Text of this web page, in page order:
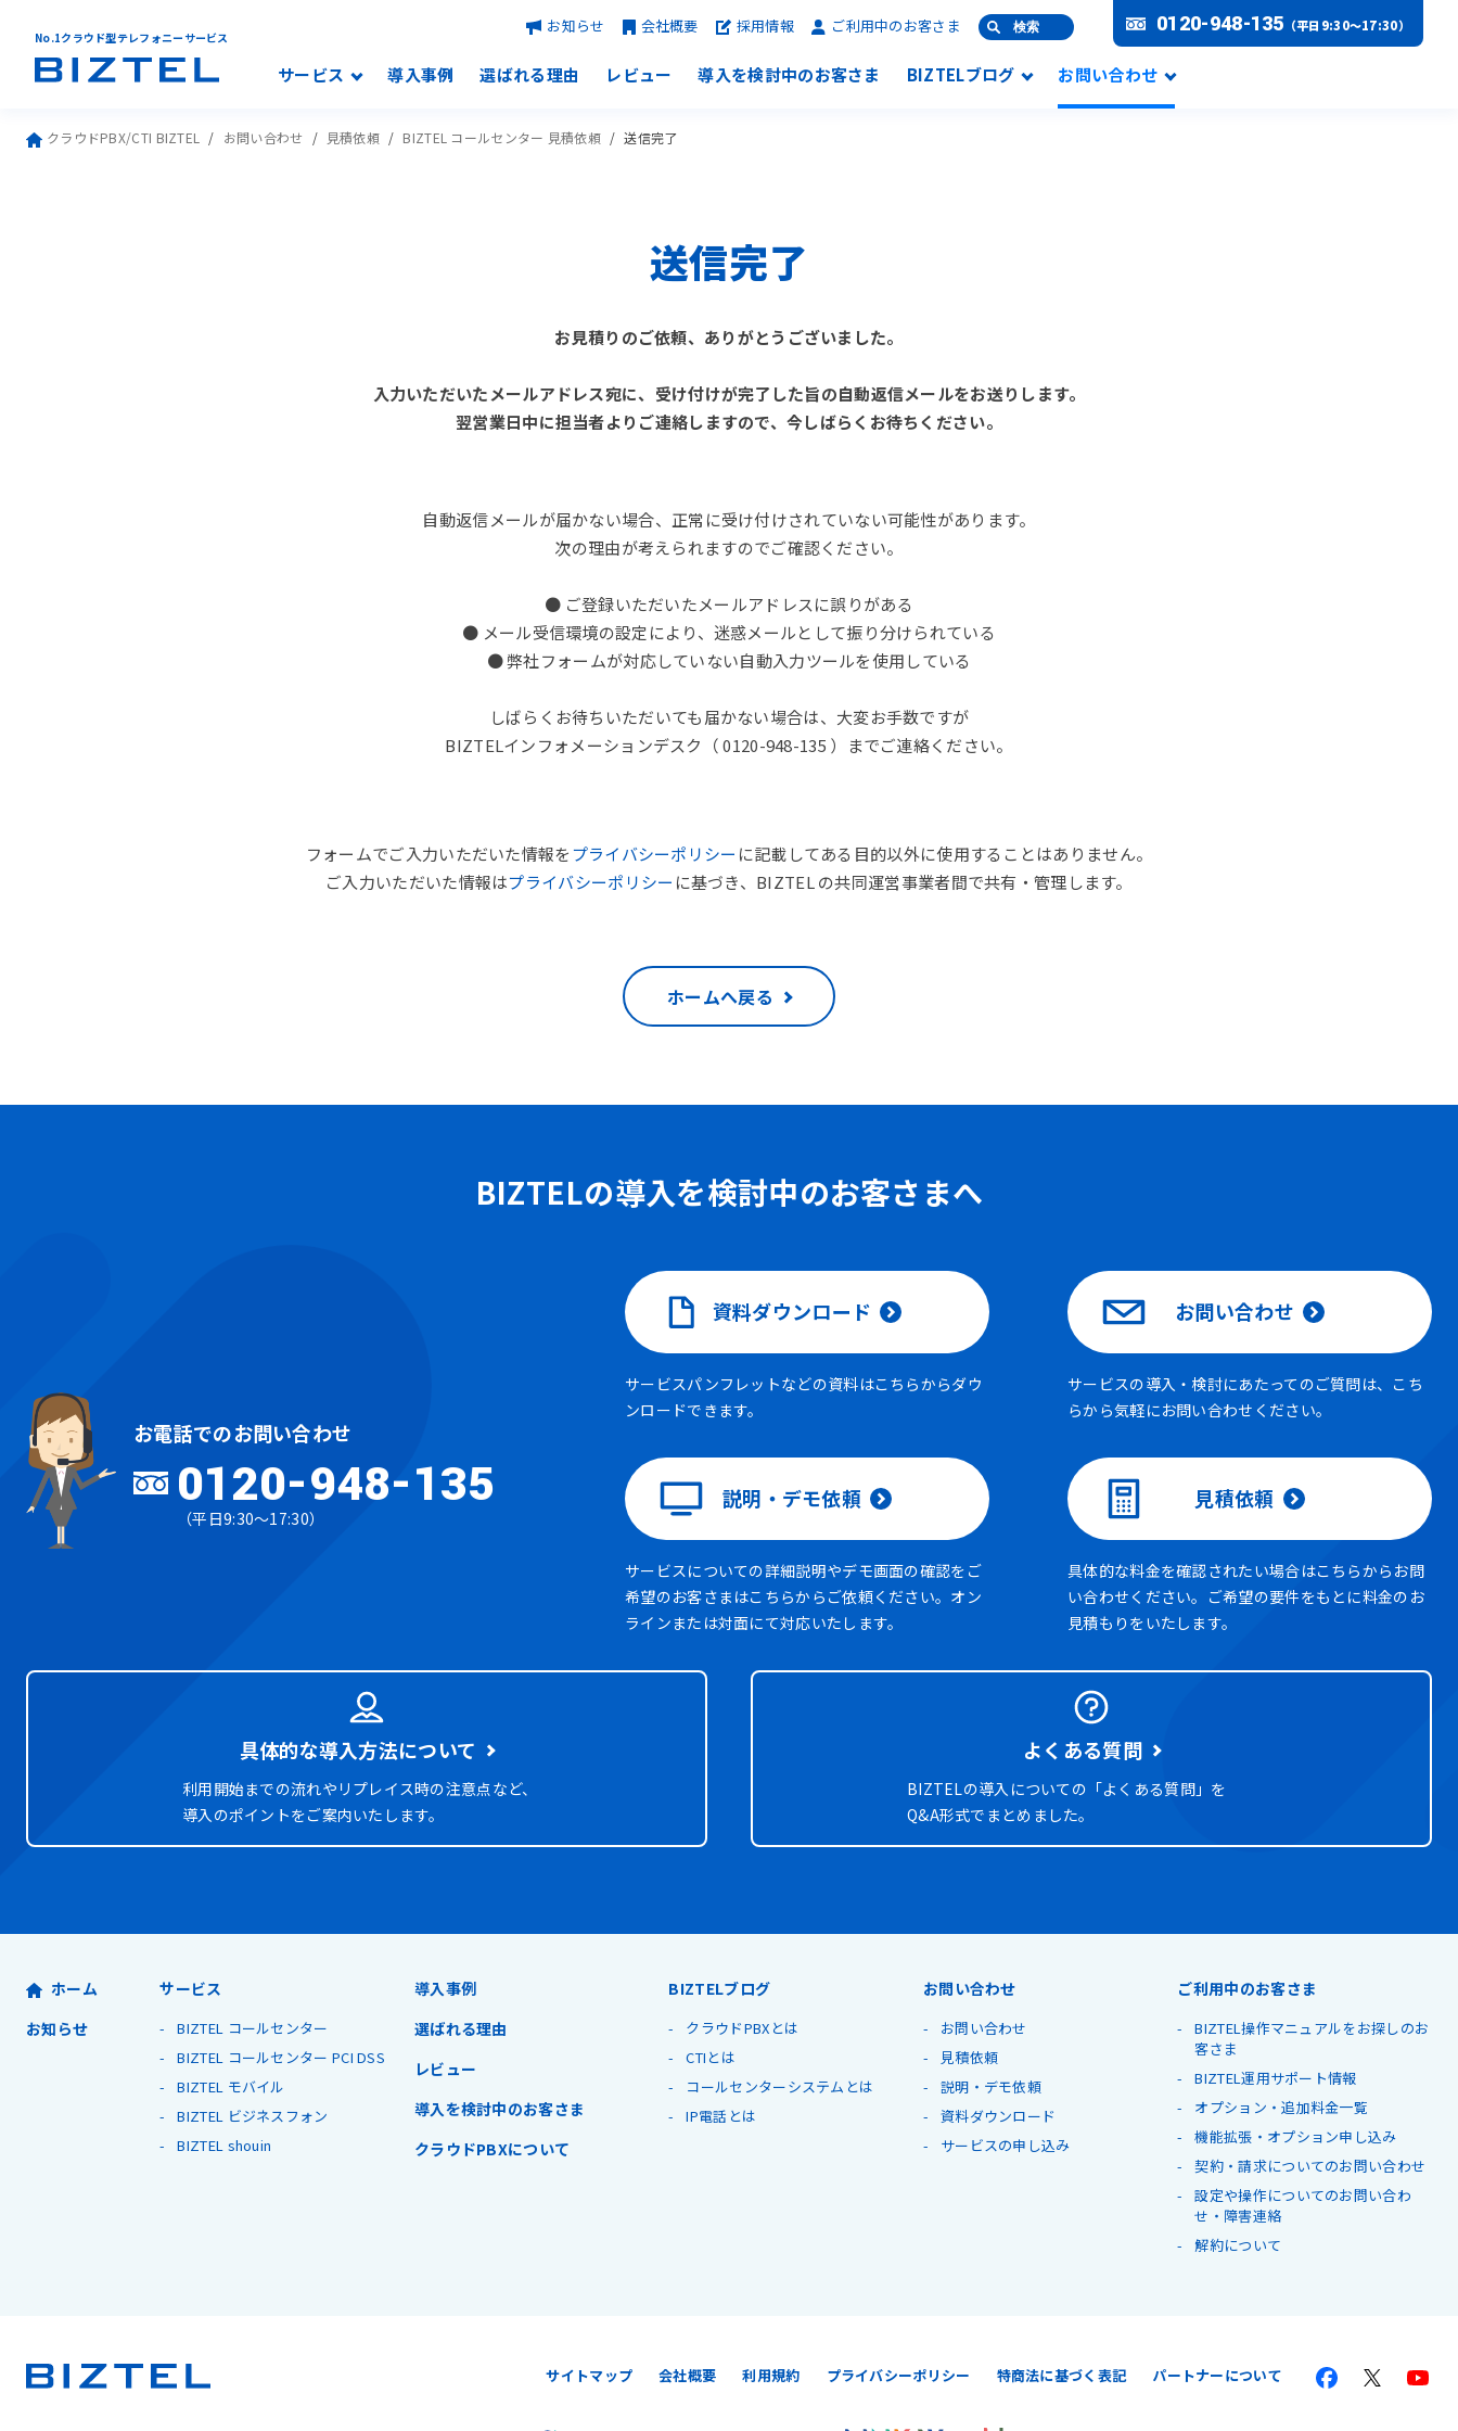
No.1クラウド型テレフォニーサービス
サービス 導入事例 選ばれる理由 レビュー 導入を検討中のお客さま BIZTELブログ お問い合わせ
お知らせ 会社概要 採用情報 ご利用中のお客さま 検索 0120-948-135 （平日9:30～17:30）
クラウドPBX/CTI BIZTEL お問い合わせ 見積依頼 BIZTEL コールセンター 見積依頼 送信完了
送信完了
お見積りのご依頼、ありがとうございました。
入力いただいたメールアドレス宛に、受け付けが完了した旨の自動返信メールをお送りします。
翌営業日中に担当者よりご連絡しますので、今しばらくお待ちください。
自動返信メールが届かない場合、正常に受け付けされていない可能性があります。
次の理由が考えられますのでご確認ください。
● ご登録いただいたメールアドレスに誤りがある
● メール受信環境の設定により、迷惑メールとして振り分けられている
● 弊社フォームが対応していない自動入力ツールを使用している
しばらくお待ちいただいても届かない場合は、大変お手数ですが
BIZTELインフォメーションデスク（ 0120-948-135 ）までご連絡ください。
フォームでご入力いただいた情報をプライバシーポリシー に記載してある目的以外に使用することはありません。
ご入力いただいた情報はプライバシーポリシー に基づき、BIZTEL の共同運営事業者間で共有・管理します。
ホームへ戻る
BIZTELの導入を検討中のお客さまへ
お電話でのお問い合わせ
0120-948-135
（平日9:30～17:30）
資料ダウンロード
サービスパンフレットなどの資料はこちらからダウ
ンロードできます。
お問い合わせ
サービスの導入・検討にあたってのご質問は、こち
らから気軽にお問い合わせください。
説明・デモ依頼
サービスについての詳細説明やデモ画面の確認をご
希望のお客さまはこちらからご依頼ください。オン
ラインまたは対面にて対応いたします。
見積依頼
具体的な料金を確認されたい場合はこちらからお問
い合わせください。ご希望の要件をもとに料金のお
見積もりをいたします。
具体的な導入方法について
利用開始までの流れやリプレイス時の注意点など、
導入のポイントをご案内いたします。
よくある質問
BIZTELの導入についての「よくある質問」を
Q&A形式でまとめました。
ホーム
お知らせ
サービス
BIZTEL コールセンター
BIZTEL コールセンター PCI DSS
BIZTEL モバイル
BIZTEL ビジネスフォン
BIZTEL shouin
導入事例
選ばれる理由
レビュー
導入を検討中のお客さま
クラウドPBXについて
BIZTELブログ
クラウドPBXとは
CTIとは
コールセンターシステムとは
IP電話とは
お問い合わせ
お問い合わせ
見積依頼
説明・デモ依頼
資料ダウンロード
サービスの申し込み
ご利用中のお客さま
BIZTEL操作マニュアルをお探しのお
客さま
BIZTEL運用サポート情報
オプション・追加料金一覧
機能拡張・オプション申し込み
契約・請求についてのお問い合わせ
設定や操作についてのお問い合わ
せ・障害連絡
解約について
サイトマップ 会社概要 利用規約 プライバシーポリシー 特商法に基づく表記 パートナーについて